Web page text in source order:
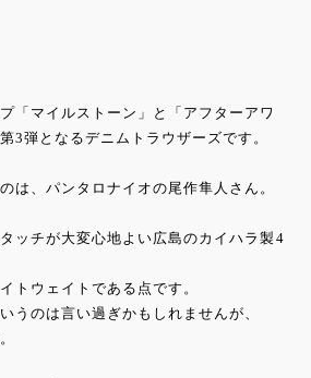
「マイルストーン」と「アフターアワ
3弾となるデニムトラウザーズです。
は、パンタロナイオの尾作隼人さん。
ッチが大変心地よい広島のカイハラ製4
トウェイトである点です。
うのは言い過ぎかもしれませんが、